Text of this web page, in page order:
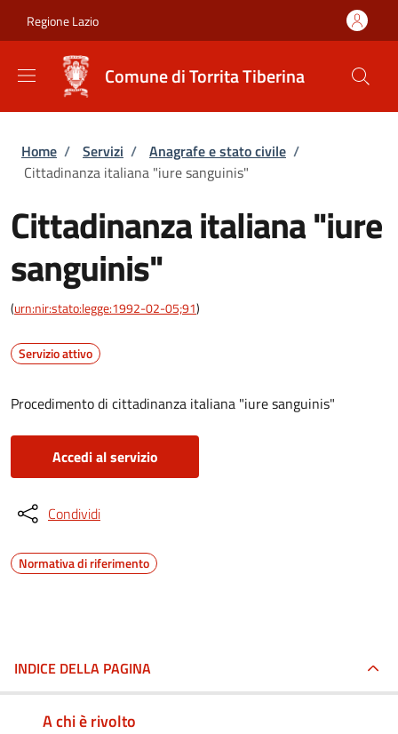
Regione Lazio
Comune di Torrita Tiberina
Briciole di pane
Home / Servizi / Anagrafe e stato civile /
Cittadinanza italiana "iure sanguinis"
Cittadinanza italiana "iure
sanguinis"
(urn:nir:stato:legge:1992-02-05;91)
Servizio attivo
Procedimento di cittadinanza italiana "iure sanguinis"
Accedi al servizio
Condividi
Normativa di riferimento
INDICE DELLA PAGINA
A chi è rivolto